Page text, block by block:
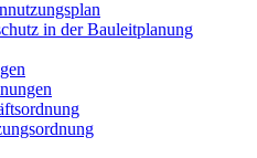
in der Bauleitplanung